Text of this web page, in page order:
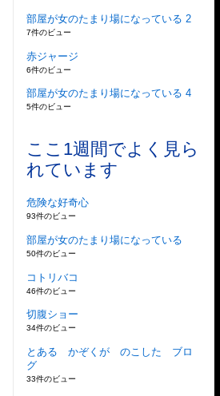
部屋が女のたまり場になっている 2
7件のビュー
赤ジャージ
6件のビュー
部屋が女のたまり場になっている 4
5件のビュー
ここ1週間でよく見ら
れています
危険な好奇心
93件のビュー
部屋が女のたまり場になっている
50件のビュー
コトリバコ
46件のビュー
切腹ショー
34件のビュー
とある かぞくが のこした ブロ
グ
33件のビュー